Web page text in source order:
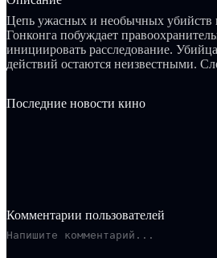
Цепь ужасных и необычных убийств
Гонконга побуждает
инициировать расследование.
действий остаются неизвестными.
неожиданный зацепка для раскрытия
Последние новости кино
Комментарии пользователей